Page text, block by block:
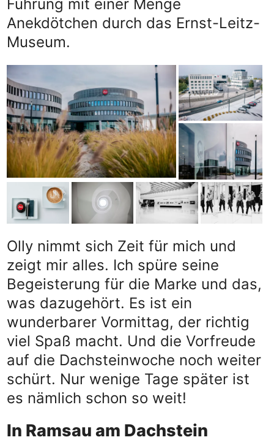
Führung mit einer Menge
Anekdötchen durch das Ernst-Leitz-
Museum.
Olly nimmt sich Zeit für mich und
zeigt mir alles. Ich spüre seine
Begeisterung für die Marke und das,
was dazugehört. Es ist ein
wunderbarer Vormittag, der richtig
viel Spaß macht. Und die Vorfreude
auf die Dachsteinwoche noch weiter
schürt. Nur wenige Tage später ist
es nämlich schon so weit!
In Ramsau am Dachstein